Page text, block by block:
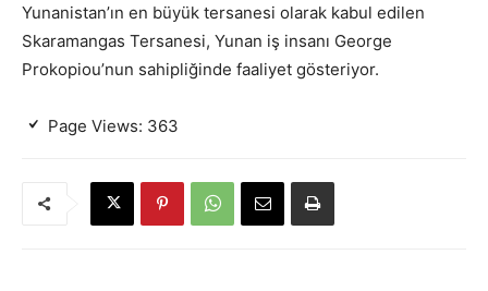
Yunanistan’ın en büyük tersanesi olarak kabul edilen
Skaramangas Tersanesi, Yunan iş insanı George
Prokopiou’nun sahipliğinde faaliyet gösteriyor.
Page Views: 363